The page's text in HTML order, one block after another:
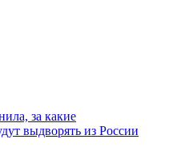
за какие
выдворять из России